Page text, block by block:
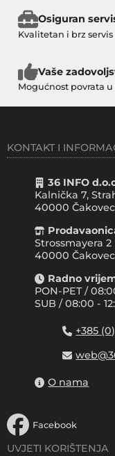
Osiguran
Kvalitetan i brz servis
Vaše
Mogućnost povrata u
KONTAKT I
36 INFO
Kalnička 7,
40000 Čakovec
Strossmayera 2
40000 Čakovec
Radno
PON-PET /
SUB / 08:00 -
+385
O nama
Facebook
UVJETI KORIŠTENJA